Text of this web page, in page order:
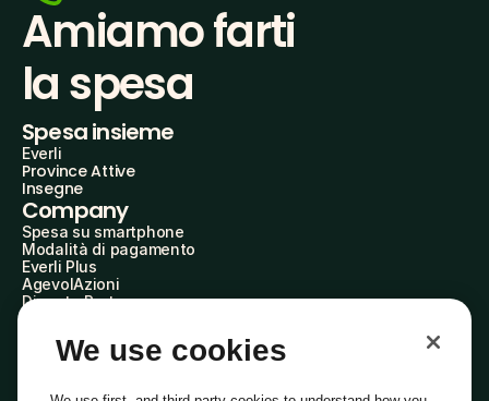
Amiamo farti
la spesa
Spesa insieme
Everli
Province Attive
Insegne
Company
Spesa su smartphone
Modalità di pagamento
Everli Plus
AgevolAzioni
Diventa Partner
Everli Shoppers
About Us
We use cookies